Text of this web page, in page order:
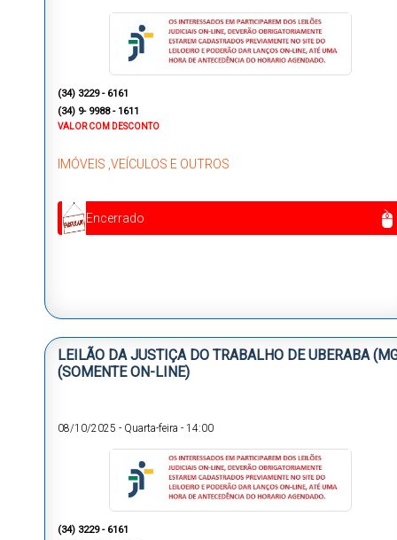
(34) 3229 - 6161
(34) 9- 9988 - 1611
VALOR COM DESCONTO
IMÓVEIS ,VEÍCULOS E OUTROS
Encerrado
LEILÃO DA JUSTIÇA DO TRABALHO DE UBERABA
(SOMENTE ON-LINE)
08/10/2025 - Quarta-feira - 14:00
(34) 3229 - 6161